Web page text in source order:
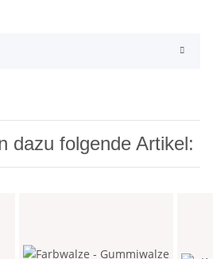
dazu folgende Artikel: